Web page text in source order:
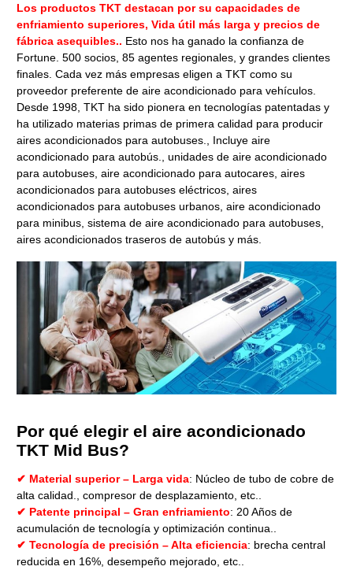
Los productos TKT destacan por su capacidades de
enfriamiento superiores, Vida útil más larga y precios de
fábrica asequibles.. Esto nos ha ganado la confianza de
Fortune. 500 socios, 85 agentes regionales, y grandes clientes
finales. Cada vez más empresas eligen a TKT como su
proveedor preferente de aire acondicionado para vehículos.
Desde 1998, TKT ha sido pionera en tecnologías patentadas y
ha utilizado materias primas de primera calidad para producir
aires acondicionados para autobuses., Incluye aire
acondicionado para autobús., unidades de aire acondicionado
para autobuses, aire acondicionado para autocares, aires
acondicionados para autobuses eléctricos, aires
acondicionados para autobuses urbanos, aire acondicionado
para minibus, sistema de aire acondicionado para autobuses,
aires acondicionados traseros de autobús y más.
Por qué elegir el aire acondicionado
TKT Mid Bus?
✔ Material superior – Larga vida: Núcleo de tubo de cobre de
alta calidad., compresor de desplazamiento, etc..
✔ Patente principal – Gran enfriamiento: 20 Años de
acumulación de tecnología y optimización continua..
✔ Tecnología de precisión – Alta eficiencia: brecha central
reducida en 16%, desempeño mejorado, etc..